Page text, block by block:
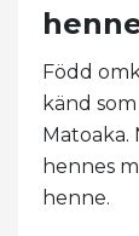
Född
känd
hennes
henne.